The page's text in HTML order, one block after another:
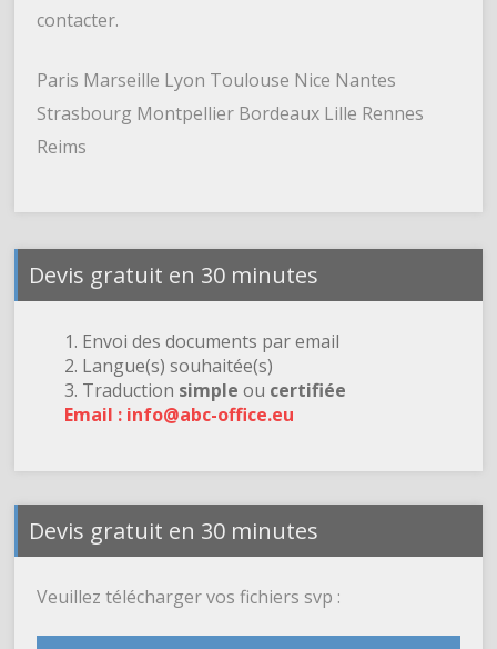
contacter.
Paris Marseille Lyon Toulouse Nice Nantes
Strasbourg Montpellier Bordeaux Lille Rennes
Reims
Devis gratuit en 30 minutes
1. Envoi des documents par email
2. Langue(s) souhaitée(s)
3. Traduction simple ou certifiée
Email : info@abc-office.eu
Devis gratuit en 30 minutes
Veuillez télécharger vos fichiers svp :